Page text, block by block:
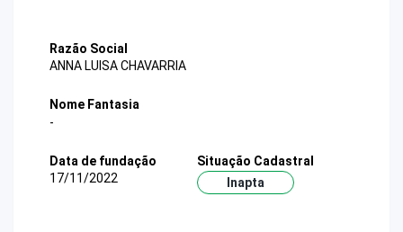
Razão Social
ANNA LUISA CHAVARRIA
Nome Fantasia
-
Data de fundação
17/11/2022
Situação Cadastral
Inapta